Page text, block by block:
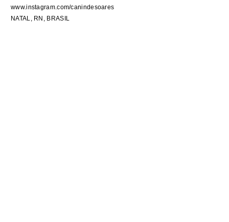
www.instagram.com/canindesoares
NATAL, RN, BRASIL